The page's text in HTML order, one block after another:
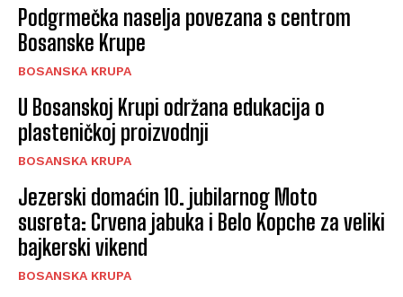
Podgrmečka naselja povezana s centrom
Bosanske Krupe
BOSANSKA KRUPA
U Bosanskoj Krupi održana edukacija o
plasteničkoj proizvodnji
BOSANSKA KRUPA
Jezerski domaćin 10. jubilarnog Moto
susreta: Crvena jabuka i Belo Kopche za veliki
bajkerski vikend
BOSANSKA KRUPA